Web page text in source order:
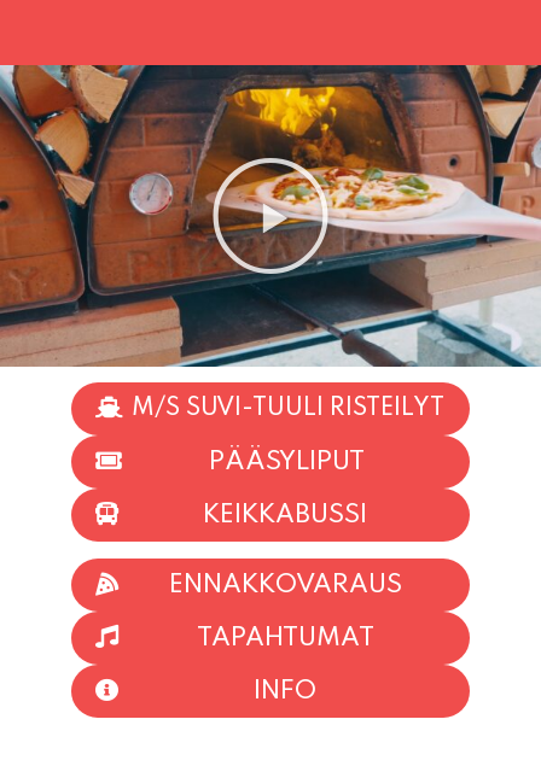
M/S SUVI-TUULI RISTEILYT
PÄÄSYLIPUT
KEIKKABUSSI
ENNAKKOVARAUS
TAPAHTUMAT
INFO